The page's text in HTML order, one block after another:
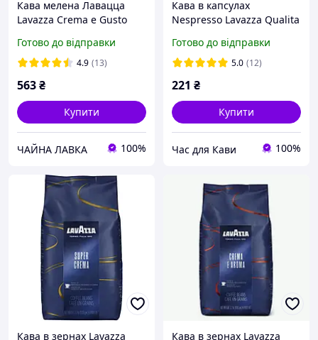
Кава мелена Лавацца
Lavazza Crema e Gusto
Готово до відправки
4.9 (13)
563₴
Купити
ЧАЙНА ЛАВКА 100%
Кава в капсулах
Nespresso Lavazza Qualita
Лавацца 100% Арабіка
Готово до відправки
5.0 (12)
221 ₴
Купити
Час для Кави 100%
Кава в зернах Lavazza Кава в зернах Lavazza